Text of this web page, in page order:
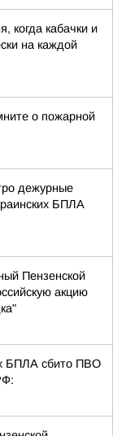
когда кабачки и
на каждой
о пожарной
дежурные
БПЛА
Пензенской
акцию
БПЛА сбито ПВО